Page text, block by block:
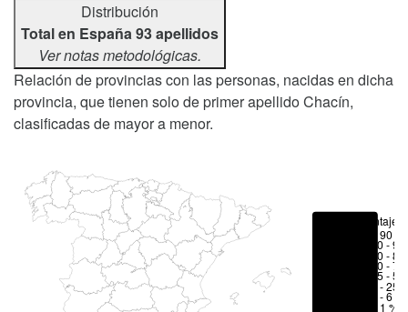
Distribución
Total en España 93 apellidos
Ver notas metodológicas.
Relación de provincias con las personas, nacidas en dicha
provincia, que tienen solo de primer apellido Chacín,
clasificadas de mayor a menor.
Porcentajes
> 90 %
80 -
70 -
50 -
25 -
6 - 25
1 - 6 %
< 1 %